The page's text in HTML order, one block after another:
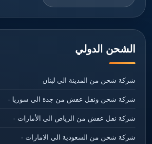
الشحن الدولي
شركة شحن من المدينة الي لبنان
شركة شحن ونقل عفش من جدة الي سوريا -
شركة نقل عفش من الرياض الي الأمارات -
شركة شحن من السعودية الي الامارات -